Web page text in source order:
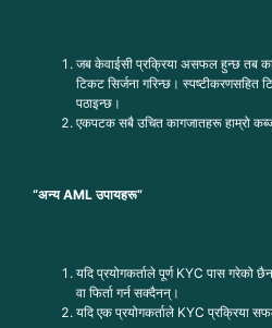
जब केवाईसी प्रक्रिया असफल हुन्छ तब
टिकट सिर्जना गरिन्छ। स्पष्टीकरणसहित
पठाइन्छ।
एकपटक सबै उचित कागजातहरू हाम्रो
“अन्य AML उपायहरू”
यदि प्रयोगकर्ताले पूर्ण KYC पास गरेको
वा फिर्ता गर्न सक्दैनन्।
यदि एक प्रयोगकर्ताले KYC प्रक्रिया